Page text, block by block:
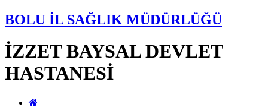
BOLU İL SAĞLIK MÜDÜRLÜĞÜ
İZZET BAYSAL DEVLET
HASTANESİ